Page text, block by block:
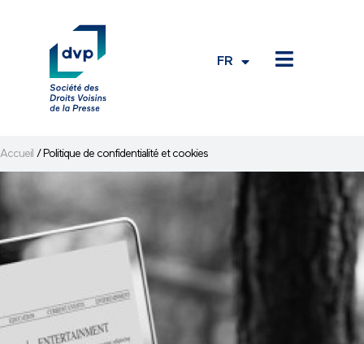
FR
EN
Accueil / Politique de confidentialité et cookies